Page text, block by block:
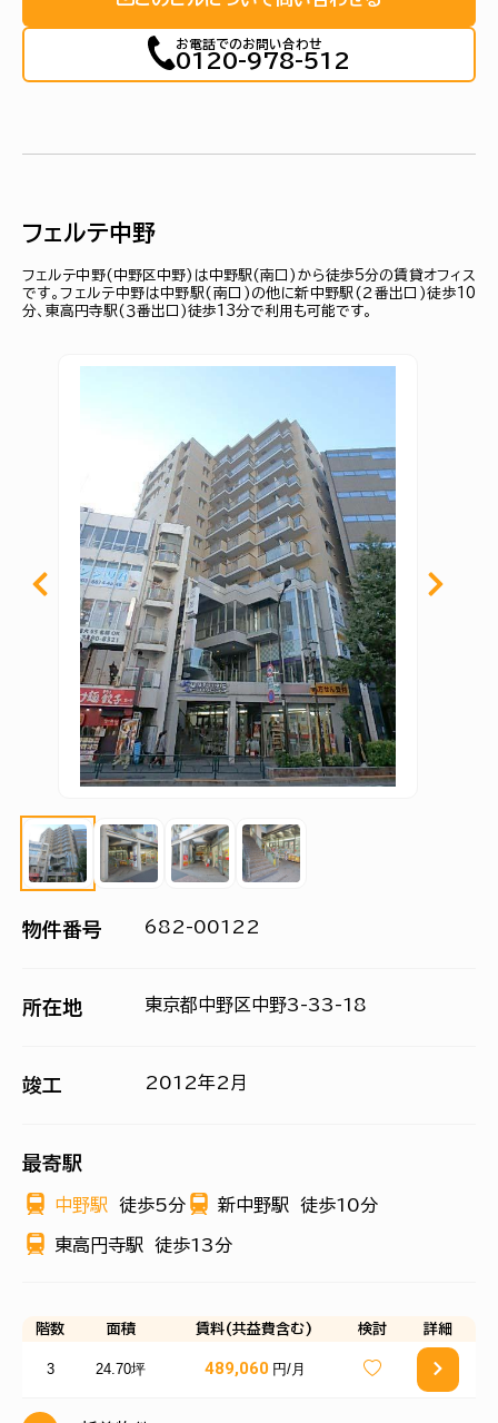
お電話でのお問い合わせ
0120-978-512
フェルテ中野
フェルテ中野(中野区中野)は中野駅(南口)から徒歩5分の賃貸オフィス
です。フェルテ中野は中野駅(南口)の他に新中野駅(２番出口)徒歩10
分、東高円寺駅(３番出口)徒歩13分で利用も可能です。
物件番号 682-00122
所在地 東京都中野区中野3-33-18
竣工 2012年2月
最寄駅
中野駅 徒歩5分 新中野駅 徒歩10分
東高円寺駅 徒歩13分
階数 面積 賃料(共益費含む) 検討 詳細
3 24.70坪 489,060 円/月